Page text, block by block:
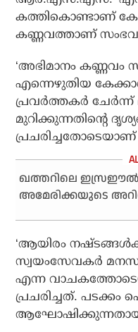
കത്തികൊണ്ടാണ്
കണ്ണവത്താണ്
‘അഭിമാനം കണ്ണവം
എന്നെഴുതിയ
പ്രവര്‍ത്തകര്‍ ചേര്‍ന്ന്
മുറിക്കുന്നതിന്റെ
ഖത്തറിലെ
അമേരിക്കയുടെ
‘ആയിരം
സ്വയംസേവകര്‍
എന്ന
പ്രചരിച്ചത്. പടക്കം